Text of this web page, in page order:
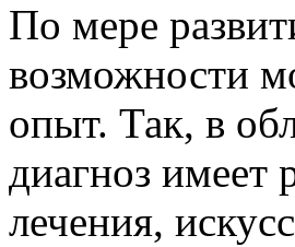
По мере
возможности
опыт. Так, в
диагноз имеет
лечения,